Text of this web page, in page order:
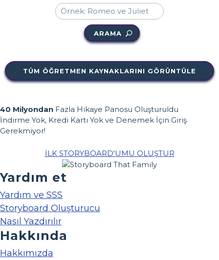
ARAMA
TÜM ÖĞRETMEN KAYNAKLARINI GÖRÜNTÜLE
40 Milyondan Fazla Hikaye Panosu Oluşturuldu
İndirme Yok, Kredi Kartı Yok ve Denemek İçin Giriş
Gerekmiyor!
İLK STORYBOARD'UMU OLUŞTUR
Yardım et
Yardım ve SSS
Storyboard Oluşturucu
Nasıl Yazdırılır
Hakkında
Hakkımızda